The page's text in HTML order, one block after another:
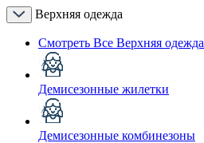
Верхняя одежда
Смотреть Все Верхняя одежда
Демисезонные жилетки
Демисезонные комбинезоны